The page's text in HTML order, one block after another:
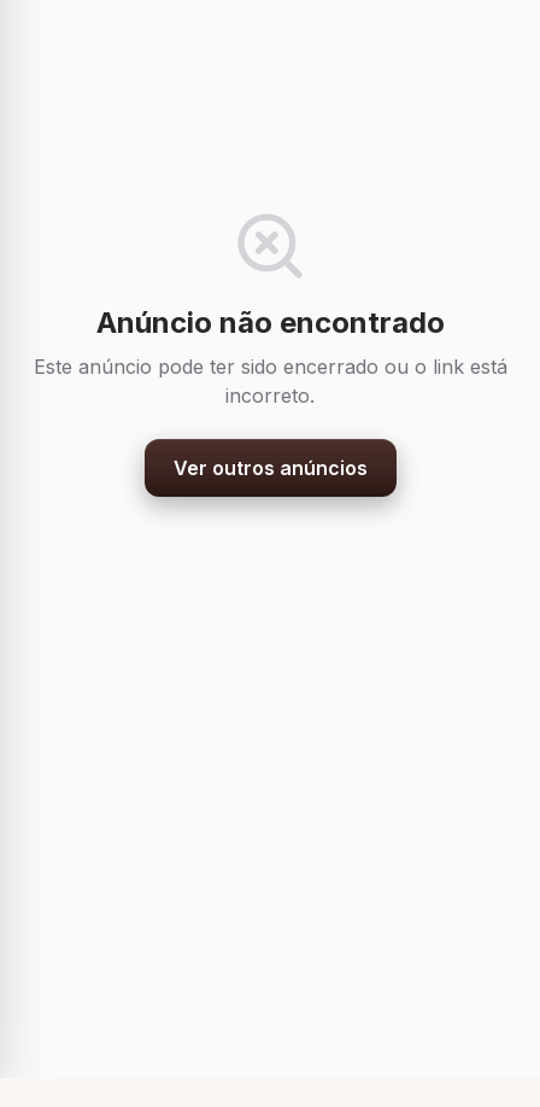
Anúncio não encontrado
Este anúncio pode ter sido encerrado ou o link está
incorreto.
Ver outros anúncios